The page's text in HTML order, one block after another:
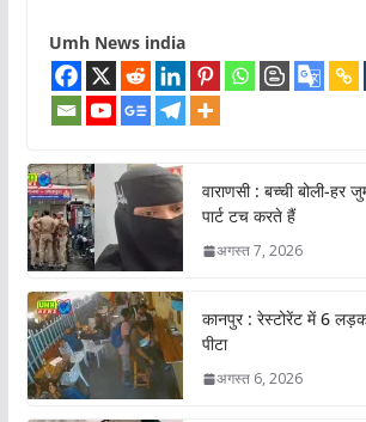
Umh News india
वाराणसी : बच्ची बोली-हर
पार्ट टच करते हैं
अगस्त 7, 2026
कानपुर : रेस्टोरेंट में 6
पीटा
अगस्त 6, 2026